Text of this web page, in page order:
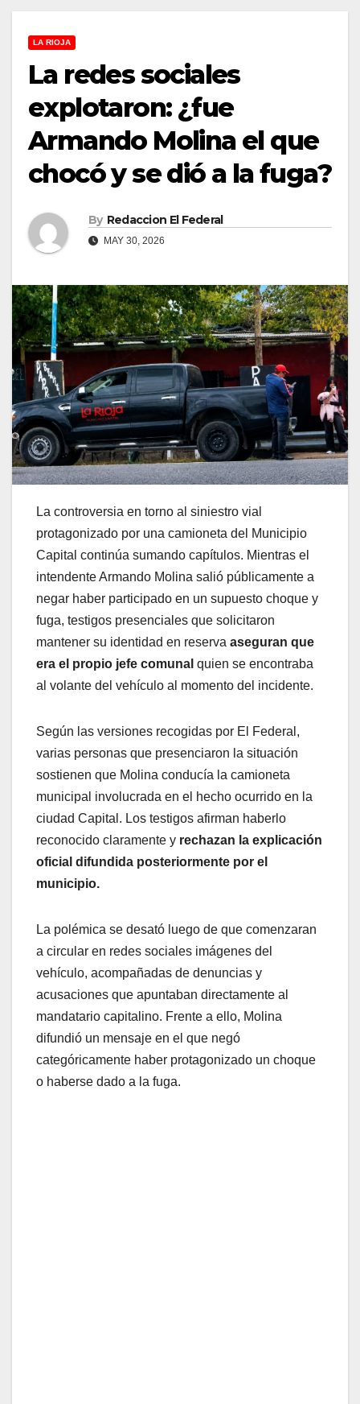
LA RIOJA
La redes sociales
explotaron: ¿fue
Armando Molina el que
chocó y se dió a la fuga?
By Redaccion El Federal
MAY 30, 2026
La controversia en torno al siniestro vial
protagonizado por una camioneta del Municipio
Capital continúa sumando capítulos. Mientras el
intendente Armando Molina salió públicamente a
negar haber participado en un supuesto choque y
fuga, testigos presenciales que solicitaron
mantener su identidad en reserva aseguran que
era el propio jefe comunal quien se encontraba
al volante del vehículo al momento del incidente.
Según las versiones recogidas por El Federal,
varias personas que presenciaron la situación
sostienen que Molina conducía la camioneta
municipal involucrada en el hecho ocurrido en la
ciudad Capital. Los testigos afirman haberlo
reconocido claramente y rechazan la explicación
oficial difundida posteriormente por el
municipio.
La polémica se desató luego de que comenzaran
a circular en redes sociales imágenes del
vehículo, acompañadas de denuncias y
acusaciones que apuntaban directamente al
mandatario capitalino. Frente a ello, Molina
difundió un mensaje en el que negó
categóricamente haber protagonizado un choque
o haberse dado a la fuga.